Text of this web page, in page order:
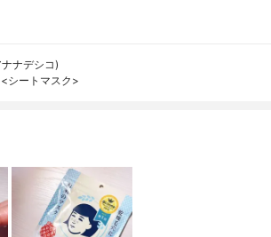
ナデシコ)
シートマスク>